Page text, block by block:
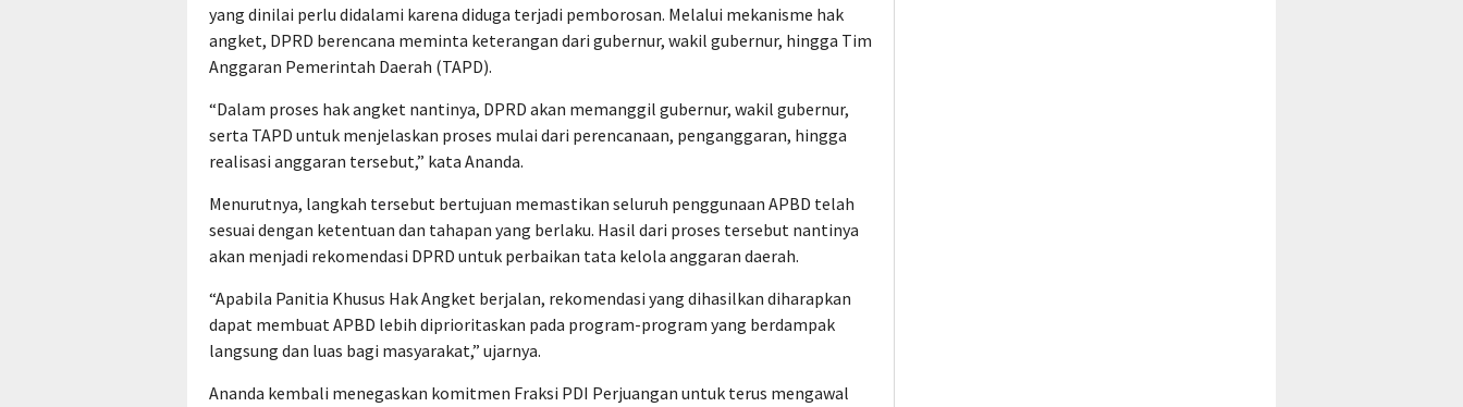
yang dinilai perlu didalami karena diduga terjadi pemborosan. Melalui mekanisme hak
angket, DPRD berencana meminta keterangan dari gubernur, wakil gubernur, hingga Tim
Anggaran Pemerintah Daerah (TAPD).
“Dalam proses hak angket nantinya, DPRD akan memanggil gubernur, wakil gubernur,
serta TAPD untuk menjelaskan proses mulai dari perencanaan, penganggaran, hingga
realisasi anggaran tersebut,” kata Ananda.
Menurutnya, langkah tersebut bertujuan memastikan seluruh penggunaan APBD telah
sesuai dengan ketentuan dan tahapan yang berlaku. Hasil dari proses tersebut nantinya
akan menjadi rekomendasi DPRD untuk perbaikan tata kelola anggaran daerah.
“Apabila Panitia Khusus Hak Angket berjalan, rekomendasi yang dihasilkan diharapkan
dapat membuat APBD lebih diprioritaskan pada program-program yang berdampak
langsung dan luas bagi masyarakat,” ujarnya.
Ananda kembali menegaskan komitmen Fraksi PDI Perjuangan untuk terus mengawal